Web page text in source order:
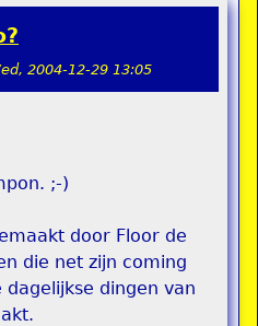
2004-12-29 13:05
;-)
door Floor de
die net zijn coming
dingen van